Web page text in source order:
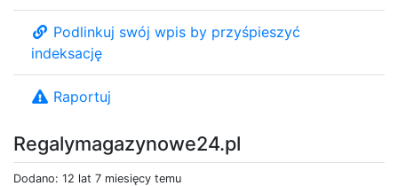
Regalymagazynowe24.pl
Dodano: 12 lat 7 miesięcy temu
Podlinkuj swój wpis by przyśpieszyć
indeksację
Raportuj